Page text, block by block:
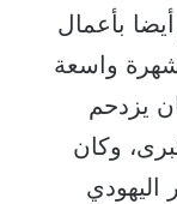
بأعمال
واسعة
يزدحم
وكان
اليهودي